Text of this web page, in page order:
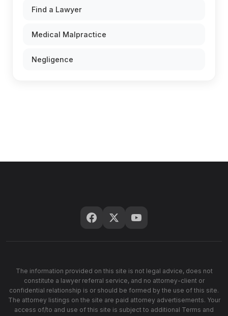
Find a Lawyer
Medical Malpractice
Negligence
The information provided on this site is not legal advice, does not
constitute a lawyer referral service, and no attorney-client or
confidential relationship is or should be formed by the use of this site.
The attorney listings on the site are paid attorney advertisements. Your
access of/to and use of this site is subject to additional Terms and